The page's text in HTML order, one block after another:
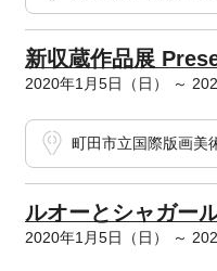
新収蔵作品展
2020年1月5日（日） ～
町田市立国際版画美
ルオーとシャガー
2020年1月5日（日） ～